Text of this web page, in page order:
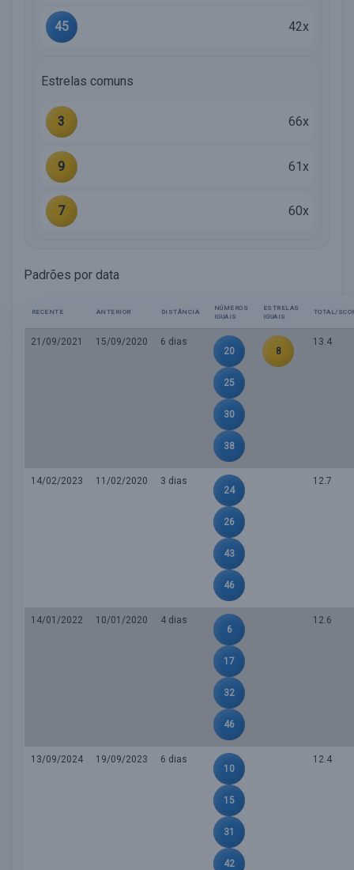
45 42x
Estrelas comuns
3 66x
9 61x
7 60x
Padrões por data
RECENTE ANTERIOR DISTÂNCIA
NÚMEROS
IGUAIS
ESTRELAS
IGUAIS
TOTAL/
21/09/2021 15/09/2020
6 dias
20
25
30
38
8
13.4
14/02/2023 11/02/2020
3 dias
24
26
43
46
12.7
14/01/2022 10/01/2020
4 dias
6
17
32
46
12.6
13/09/2024 19/09/2023
6 dias
10
15
31
42
12.4